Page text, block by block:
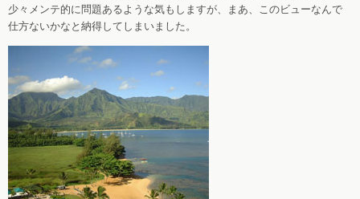
少々メンテ的に問題あるような気もしますが、まあ、このビューなんで
仕方ないかなと納得してしまいました。